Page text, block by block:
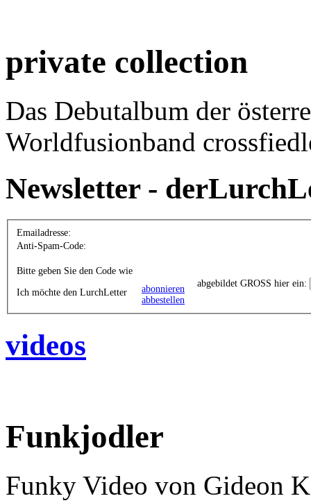
private collection
Das Debutalbum der
Worldfusionband
Newsletter -
Emailadresse:
Anti-Spam-Code:
Bitte geben Sie den Code wie
abgebildet GROSS hier ein:
Ich möchte den LurchLetter
abonnieren
abbestellen
videos
Funkjodler
Funky Video von Gideon